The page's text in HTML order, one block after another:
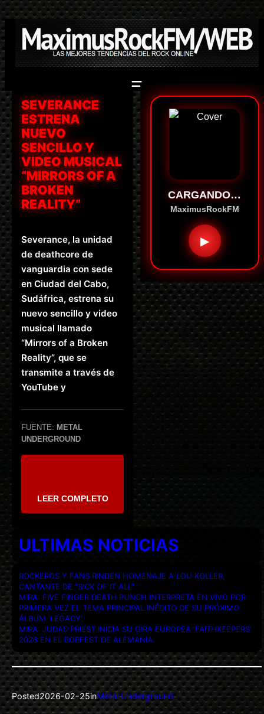
Saltar
al
contenido
SEVERANCE
ESTRENA
NUEVO
SENCILLO Y
VIDEO MUSICAL
“MIRRORS OF A
BROKEN
REALITY”
Severance, la unidad
de deathcore de
vanguardia con sede
en Ciudad del Cabo,
Sudáfrica, estrena su
nuevo sencillo y video
musical llamado
“Mirrors of a Broken
Reality”, que se
transmite a través de
YouTube y
FUENTE: METAL
UNDERGROUND
LEER COMPLETO
CARGANDO…
MaximusRockFM
▶
ULTIMAS NOTICIAS
ROCKEROS Y FANS RINDEN HOMENAJE A LOU KOLLER,
CANTANTE DE “SICK OF IT ALL”.
MIRA: FIVE FINGER DEATH PUNCH INTERPRETA EN VIVO POR
PRIMERA VEZ EL TEMA PRINCIPAL INÉDITO DE SU PRÓXIMO
ÁLBUM ‘LEGACY’.
MIRA: JUDAS PRIEST INICIA SU GIRA EUROPEA ‘FAITHKEEPERS’
2026 EN EL BOBFEST DE ALEMANIA.
Posted2026-02-25inMetal Underground